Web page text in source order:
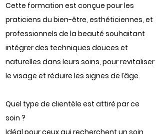
Cette formation est conçue pour les
praticiens du bien-être, esthéticiennes, et
professionnels de la beauté souhaitant
intégrer des techniques douces et
naturelles dans leurs soins, pour revitaliser
le visage et réduire les signes de l’âge.
Quel type de clientèle est attiré par ce
soin ?
Idéal pour ceux qui recherchent un soin